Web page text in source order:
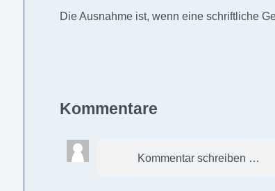
Die Ausnahme ist, wenn eine schriftliche
Kommentare
Kommentar schreiben …